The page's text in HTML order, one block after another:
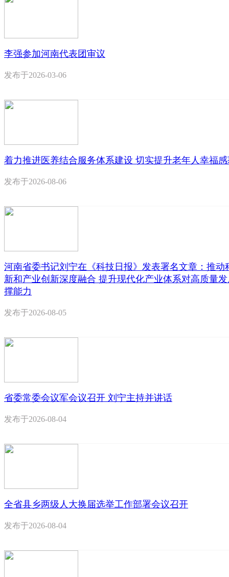
李强参加河南代表团审议
发布于2026-03-06
着力推进医养结合服务体系建设 切实提升老年人幸福
发布于2026-08-06
河南省委书记刘宁在《科技日报》发表署名文章：推动
新和产业创新深度融合 提升现代化产业体系对高质量
撑能力
发布于2026-08-05
省委常委会议军会议召开 刘宁主持并讲话
发布于2026-08-04
全省县乡两级人大换届选举工作部署会议召开
发布于2026-08-04